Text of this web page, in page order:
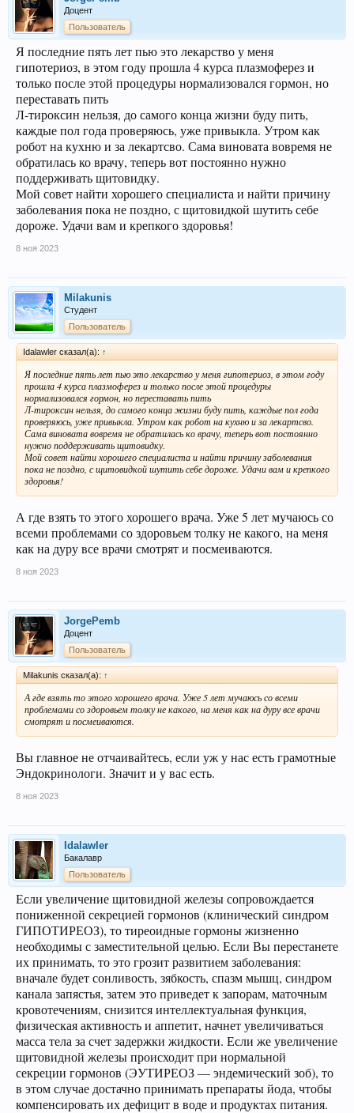
Доцент
Пользователь
Я последние пять лет пью это лекарство у меня
гипотериоз, в этом году прошла 4 курса плазмоферез и
только после этой процедуры нормализовался гормон, но
переставать пить
Л-тироксин нельзя, до самого конца жизни буду пить,
каждые пол года проверяюсь, уже привыкла. Утром как
робот на кухню и за лекартсво. Сама виновата вовремя не
обратилась ко врачу, теперь вот постоянно нужно
поддерживать щитовидку.
Мой совет найти хорошего специалиста и найти причину
заболевания пока не поздно, с щитовидкой шутить себе
дороже. Удачи вам и крепкого здоровья!
8 ноя 2023
Milakunis
Студент
Пользователь
Idalawler сказал(а): ↑
Я последние пять лет пью это лекарство у меня гипотериоз, в этом году
прошла 4 курса плазмоферез и только после этой процедуры
нормализовался гормон, но переставать пить
Л-тироксин нельзя, до самого конца жизни буду пить, каждые пол года
проверяюсь, уже привыкла. Утром как робот на кухню и за лекартсво.
Сама виновата вовремя не обратилась ко врачу, теперь вот постоянно
нужно поддерживать щитовидку.
Мой совет найти хорошего специалиста и найти причину заболевания
пока не поздно, с щитовидкой шутить себе дороже. Удачи вам и крепкого
здоровья!
А где взять то этого хорошего врача. Уже 5 лет мучаюсь со
всеми проблемами со здоровьем толку не какого, на меня
как на дуру все врачи смотрят и посмеиваются.
8 ноя 2023
JorgePemb
Доцент
Пользователь
Milakunis сказал(а): ↑
А где взять то этого хорошего врача. Уже 5 лет мучаюсь со всеми
проблемами со здоровьем толку не какого, на меня как на дуру все врачи
смотрят и посмеиваются.
Вы главное не отчаивайтесь, если уж у нас есть грамотные
Эндокринологи. Значит и у вас есть.
8 ноя 2023
Idalawler
Бакалавр
Пользователь
Если увеличение щитовидной железы сопровождается
пониженной секрецией гормонов (клинический синдром
ГИПОТИРЕОЗ), то тиреоидные гормоны жизненно
необходимы с заместительной целью. Если Вы перестанете
их принимать, то это грозит развитием заболевания:
вначале будет сонливость, зябкость, спазм мышц, синдром
канала запястья, затем это приведет к запорам, маточным
кровотечениям, снизится интеллектуальная функция,
физическая активность и аппетит, начнет увеличиваться
масса тела за счет задержки жидкости. Если же увеличение
щитовидной железы происходит при нормальной
секреции гормонов (ЭУТИРЕОЗ — эндемический зоб), то
в этом случае достачно принимать препараты йода, чтобы
компенсировать их дефицит в воде и продуктах питания.